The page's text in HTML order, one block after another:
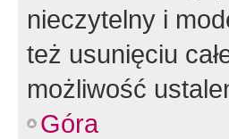
nieczytelny i
też usunięciu
możliwość
Góra